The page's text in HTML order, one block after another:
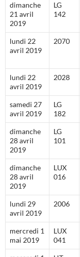
dimanche
21 avril
2019
LG
142
lundi 22
avril 2019
2070
lundi 22
avril 2019
2028
samedi 27
avril 2019
LG
182
dimanche
28 avril
2019
LG
101
dimanche
28 avril
2019
LUX
016
lundi 29
avril 2019
2006
mercredi 1
mai 2019
LUX
041